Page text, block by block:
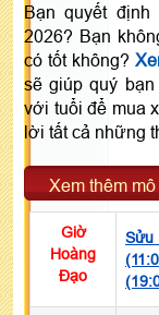
Bạn quyết
2026? Bạn
có tốt không?
sẽ giúp quý
với tuổi để mua
lời tất cả những
Xem thêm mô
Giờ
Hoàng
Đạo
Sửu